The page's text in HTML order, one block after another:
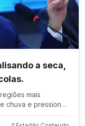
a seca,
mais
chuva e pressiona